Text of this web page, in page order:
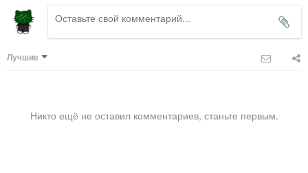
Лучшие
Никто ещё не оставил комментариев, станьте первым.